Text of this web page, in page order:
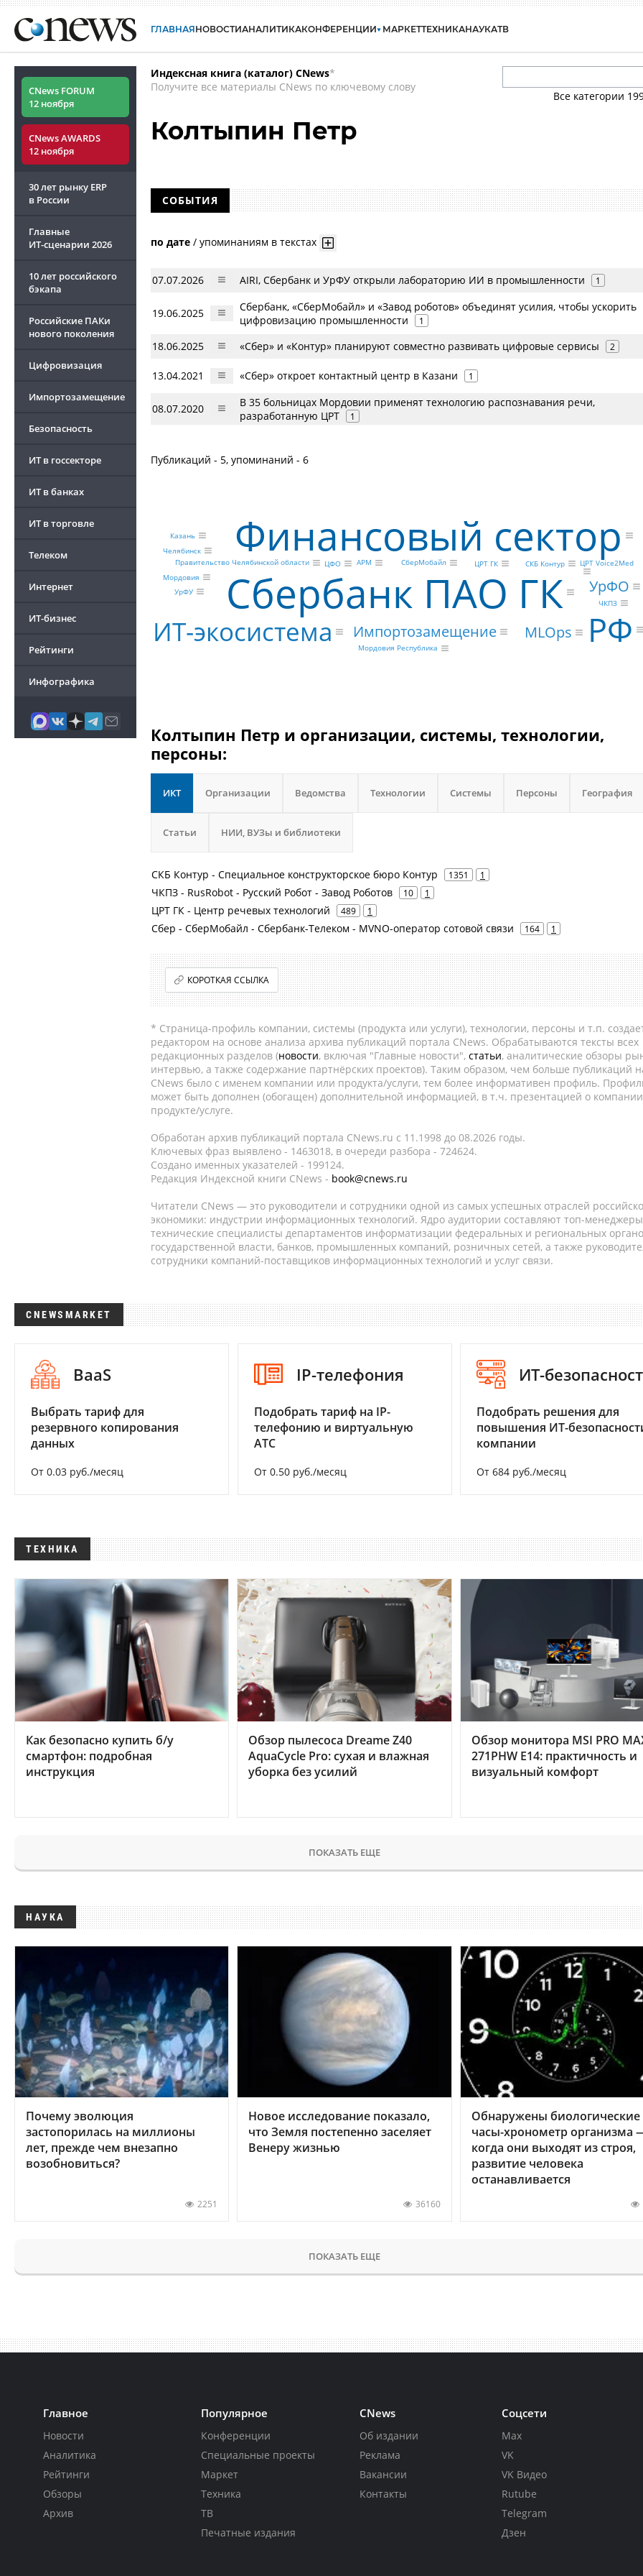
ГЛАВНАЯНОВОСТИАНАЛИТИКАКОНФЕРЕНЦИИ МАРКЕТТЕХНИКАНАУКАТВ
CNews FORUM
12 ноября
CNews AWARDS
12 ноября
30 лет рынку ERP
в России
Главные
ИТ-сценарии 2026
10 лет российского
бэкапа
Российские ПАКи
нового поколения
Цифровизация
Импортозамещение
Безопасность
ИТ в госсекторе
ИТ в банках
ИТ в торговле
Телеком
Интернет
ИТ-бизнес
Рейтинги
Инфографика
Индексная книга (каталог) CNews*
Получите все материалы CNews по ключевому слову
Все категории
Колтыпин Петр
СОБЫТИЯ
по дате / упоминаниям в текстах
07.07.2026 AIRI, Сбербанк и УрФУ открыли лабораторию ИИ в промышленности 1
19.06.2025
Сбербанк, «СберМобайл» и «Завод роботов» объединят усилия, чтобы ускорить
цифровизацию промышленности
1
18.06.2025 «Сбер» и «Контур» планируют совместно развивать цифровые сервисы 2
13.04.2021 «Сбер» откроет контактный центр в Казани 1
08.07.2020
В 35 больницах Мордовии применят технологию распознавания речи,
разработанную ЦРТ
1
Публикаций - 5, упоминаний - 6
Сбербанк ПАО ГК
Финансовый сектор
РФ
ИТ-экосистема Импортозамещение MLOps
УрФО
СКБ Контур
ЧКПЗ
ЦРТ ГК
СберМобайл
Правительство Челябинской области АРМ ЦРТ Voice2Med
ЦФО
Казань
Мордовия Республика
Челябинск
Мордовия
УрФУ
Колтыпин Петр и организации, системы, технологии,
персоны:
ИКТ Организации Ведомства Технологии Системы Персоны География
Статьи НИИ, ВУЗы и библиотеки
СКБ Контур - Специальное конструкторское бюро Контур 1351 1
ЧКПЗ - RusRobot - Русский Робот - Завод Роботов 10 1
ЦРТ ГК - Центр речевых технологий 489 1
Сбер - СберМобайл - Сбербанк-Телеком - MVNO-оператор сотовой связи 164 1
КОРОТКАЯ ССЫЛКА
* Страница-профиль компании, системы (продукта или услуги), технологии, персоны и т.п.
редактором на основе анализа архива публикаций портала CNews. Обрабатываются тексты всех
редакционных разделов (новости, включая "Главные новости", статьи, аналитические обзоры
интервью, а также содержание партнёрских проектов). Таким образом, чем больше публикаций
CNews было с именем компании или продукта/услуги, тем более информативен профиль.
может быть дополнен (обогащен) дополнительной информацией, в т.ч. презентацией о
продукте/услуге.
Обработан архив публикаций портала CNews.ru c 11.1998 до 08.2026 годы.
Ключевых фраз выявлено - 1463018, в очереди разбора - 724624.
Создано именных указателей - 199124.
Редакция Индексной книги CNews - book@cnews.ru
Читатели CNews — это руководители и сотрудники одной из самых успешных отраслей
экономики: индустрии информационных технологий. Ядро аудитории составляют топ-
технические специалисты департаментов информатизации федеральных и региональных
государственной власти, банков, промышленных компаний, розничных сетей, а также
сотрудники компаний-поставщиков информационных технологий и услуг связи.
CNEWSMARKET
BaaS
Выбрать тариф для
резервного копирования
данных
От 0.03 руб./месяц
IP-телефония
Подобрать тариф на IP-
телефонию и виртуальную
АТС
От 0.50 руб./месяц
ИТ-
Подобрать решения для
повышения ИТ-
компании
От 684 руб./месяц
ТЕХНИКА
Как безопасно купить б/у
смартфон: подробная
инструкция
Обзор пылесоса Dreame Z40
AquaCycle Pro: сухая и влажная
уборка без усилий
Обзор монитора MSI PRO
271PHW E14: практичность и
визуальный комфорт
ПОКАЗАТЬ ЕЩЕ
НАУКА
Почему эволюция
застопорилась на миллионы
лет, прежде чем внезапно
возобновиться?
2251
Новое исследование показало,
что Земля постепенно заселяет
Венеру жизнью
36160
Обнаружены биологические
часы-хронометр организма
когда они выходят из строя,
развитие человека
останавливается
ПОКАЗАТЬ ЕЩЕ
Главное
Новости
Аналитика
Рейтинги
Обзоры
Архив
Популярное
Конференции
Специальные проекты
Маркет
Техника
ТВ
Печатные издания
CNews
Об издании
Реклама
Вакансии
Контакты
Соцсети
Max
VK
VK Видео
Rutube
Telegram
Дзен